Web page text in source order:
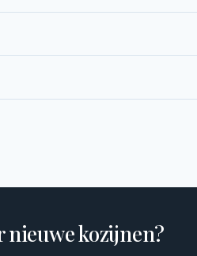
nieuwe kozijnen?